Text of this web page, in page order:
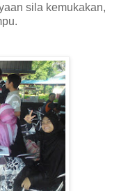
sila kemukakan,